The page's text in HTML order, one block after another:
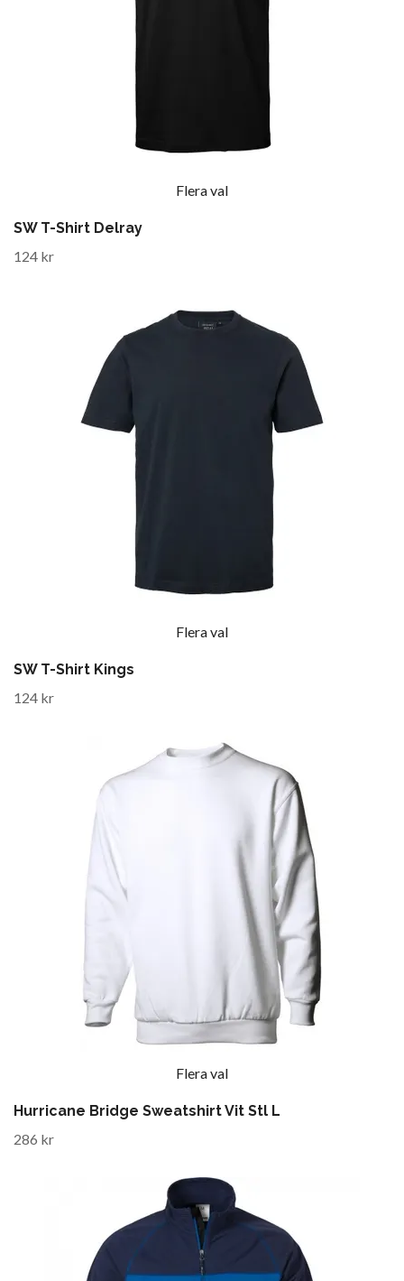
Flera val
SW T-Shirt Delray
124 kr
Flera val
SW T-Shirt Kings
124 kr
Flera val
Hurricane Bridge Sweatshirt Vit Stl L
286 kr